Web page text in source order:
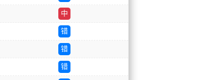
中
错
错
错